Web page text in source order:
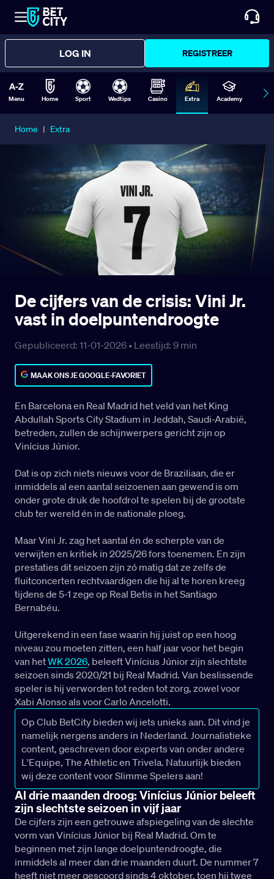
LOG IN REGISTREER
Menu Home Sport Wedtips Casino Extra Academy
Home | Extra
De cijfers van de crisis: Vini Jr.
vast in doelpuntendroogte
Gepubliceerd: 11-01-2026 • Leestijd: 9 min
MAAK ONS JE GOOGLE-FAVORIET
En Barcelona en Real Madrid het veld van het King
Abdullah Sports City Stadium in Jeddah, Saudi-Arabië,
betreden, zullen de schijnwerpers gericht zijn op
Vinícius Júnior.
Dat is op zich niets nieuws voor de Braziliaan, die er
inmiddels al een aantal seizoenen aan gewend is om
onder grote druk de hoofdrol te spelen bij de grootste
club ter wereld én in de nationale ploeg.
Maar Vini Jr. zag het aantal én de scherpte van de
verwijten en kritiek in 2025/26 fors toenemen. En zijn
prestaties dit seizoen zijn zó matig dat ze zelfs de
fluitconcerten rechtvaardigen die hij al te horen kreeg
tijdens de 5-1 zege op Real Betis in het Santiago
Bernabéu.
Uitgerekend in een fase waarin hij juist op een hoog
niveau zou moeten zitten, een half jaar voor het begin
van hetWK 2026, beleeft Vinícius Júnior zijn slechtste
seizoen sinds 2020/21 bij Real Madrid. Van beslissende
speler is hij verworden tot reden tot zorg, zowel voor
Xabi Alonso als voor Carlo Ancelotti.
Op Club BetCity bieden wij iets unieks aan. Dit vind je
namelijk nergens anders in Nederland. Journalistieke
content, geschreven door experts van onder andere
L'Equipe, The Athletic en Trivela. Natuurlijk bieden
wij deze content voor Slimme Spelers aan!
Al drie maanden droog: Vinícius Júnior beleeft
zijn slechtste seizoen in vijf jaar
De cijfers zijn een getrouwe afspiegeling van de slechte
vorm van Vinícius Júnior bij Real Madrid. Om te
beginnen met zijn lange doelpuntendroogte, die
inmiddels al meer dan drie maanden duurt. De nummer 7
heeft niet meer gescoord sinds 4 oktober, toen hij twee